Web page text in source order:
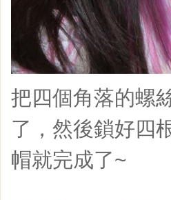
把四個角落的螺
了，然後鎖好四
帽就完成了~